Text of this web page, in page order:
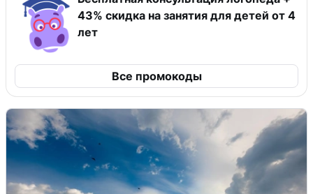
43% скидка на занятия для детей от 4
лет
Все промокоды